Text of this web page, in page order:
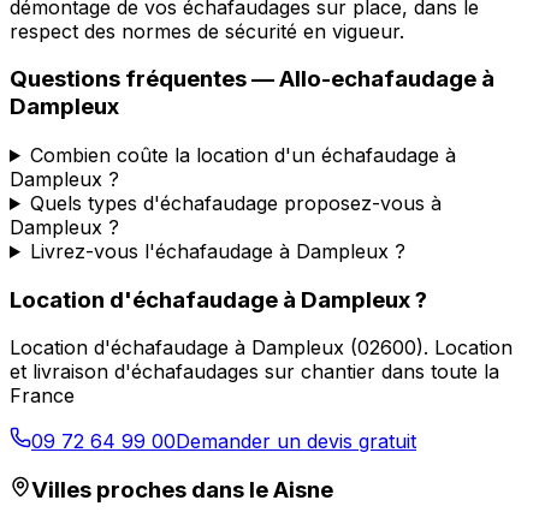
démontage de vos échafaudages sur place, dans le
respect des normes de sécurité en vigueur.
Questions fréquentes —Allo-echafaudage à
Dampleux
Combien coûte la location d'un échafaudage à
Dampleux ?
Quels types d'échafaudage proposez-vous à
Dampleux ?
Livrez-vous l'échafaudage à Dampleux ?
Location d'échafaudage à Dampleux?
Location d'échafaudage à Dampleux (02600). Location
et livraison d'échafaudages sur chantier dans toute la
France
09 72 64 99 00Demander un devis gratuit
Villes proches dans leAisne